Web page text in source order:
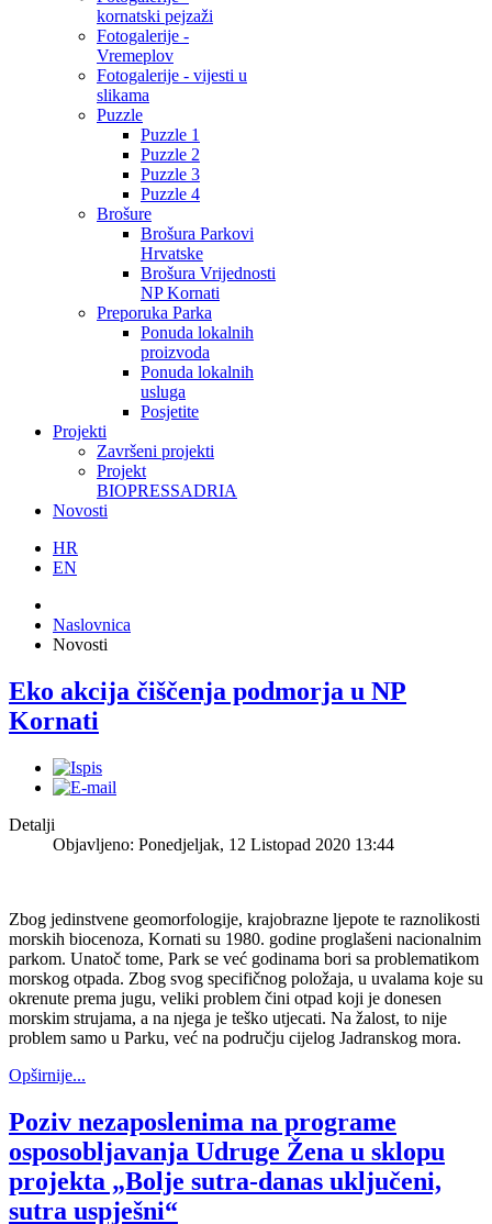
kornatski pejzaži
Fotogalerije -
Vremeplov
Fotogalerije - vijesti u
slikama
Puzzle
Puzzle 1
Puzzle 2
Puzzle 3
Puzzle 4
Brošure
Brošura Parkovi
Hrvatske
Brošura Vrijednosti
NP Kornati
Preporuka Parka
Ponuda lokalnih
proizvoda
Ponuda lokalnih
usluga
Posjetite
Projekti
Završeni projekti
Projekt
BIOPRESSADRIA
Novosti
HR
EN
Naslovnica
Novosti
Eko akcija čiščenja podmorja u NP
Kornati
Detalji
Objavljeno: Ponedjeljak, 12 Listopad 2020 13:44
Zbog jedinstvene geomorfologije, krajobrazne ljepote te raznolikosti
morskih biocenoza, Kornati su 1980. godine proglašeni nacionalnim
parkom. Unatoč tome, Park se već godinama bori sa problematikom
morskog otpada. Zbog svog specifičnog položaja, u uvalama koje su
okrenute prema jugu, veliki problem čini otpad koji je donesen
morskim strujama, a na njega je teško utjecati. Na žalost, to nije
problem samo u Parku, već na području cijelog Jadranskog mora.
Opširnije...
Poziv nezaposlenima na programe
osposobljavanja Udruge Žena u sklopu
projekta „Bolje sutra-danas uključeni,
sutra uspješni“